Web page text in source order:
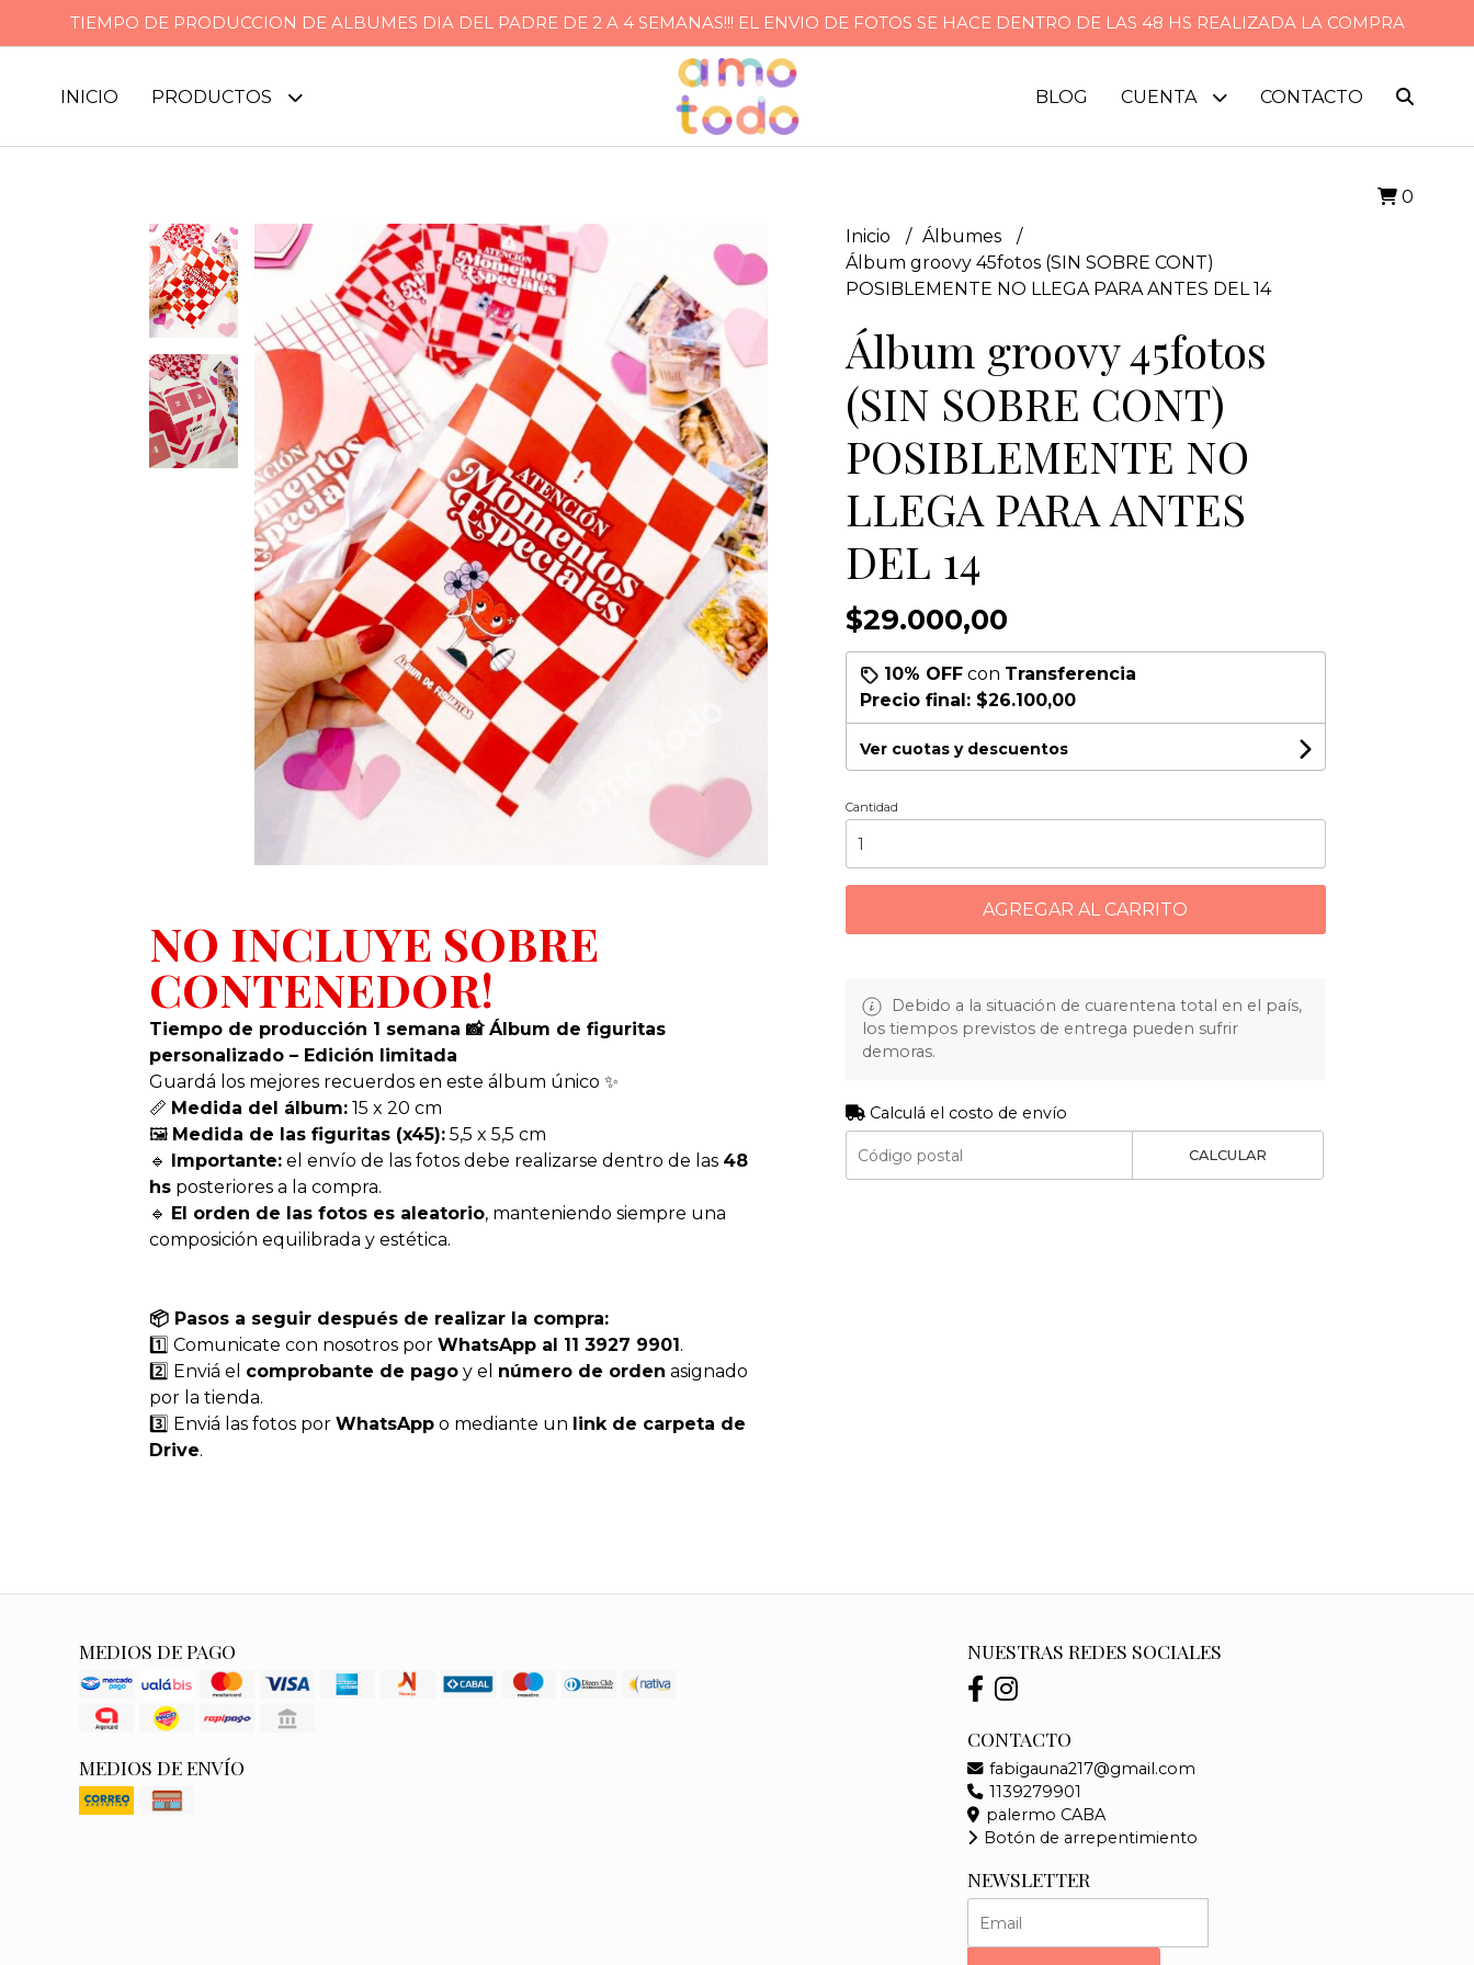
TIEMPO DE PRODUCCION DE ALBUMES DIA DEL PADRE DE 2 A 4 SEMANAS!!! EL ENVIO DE FOTOS SE HACE DENTRO DE LAS 48 HS REALIZADA LA COMPRA
INICIO PRODUCTOS BLOG CUENTA CONTACTO
0
NO INCLUYE SOBRE
CONTENEDOR!
Tiempo de producción 1 semana 📸 Álbum de figuritas
personalizado – Edición limitada
Guardá los mejores recuerdos en este álbum único ✨
📏 Medida del álbum:15 x 20 cm
🖼️ Medida de las figuritas (x45):5,5 x 5,5 cm
🔹
Importante:el envío de las fotos debe realizarse dentro de las 48
hsposteriores a la compra.
🔹 El orden de las fotos es aleatorio, manteniendo siempre una
composición equilibrada y estética.
📦 Pasos a seguir después de realizar la compra:
1️⃣ Comunicate con nosotros por WhatsApp al 11 3927 9901 .
2️⃣ Enviá el comprobante de pagoy el número de orden asignado
por la tienda.
3️⃣ Enviá las fotos por WhatsAppo mediante un link de carpeta de
Drive.
Inicio
Álbumes
Álbum groovy 45fotos (SIN SOBRE CONT)
POSIBLEMENTE NO LLEGA PARA ANTES DEL 14
Álbum groovy 45fotos
(SIN SOBRE CONT)
POSIBLEMENTE NO
LLEGA PARA ANTES
DEL 14
$29.000,00
10% OFFcon Transferencia
Precio final: $26.100,00
Ver cuotas y descuentos
Cantidad
AGREGAR AL CARRITO
Debido a la situación de cuarentena total en el país,
los tiempos previstos de entrega pueden sufrir
demoras.
Calculá el costo de envío
CALCULAR
MEDIOS DE PAGO
MEDIOS DE ENVÍO
NUESTRAS REDES SOCIALES
CONTACTO
fabigauna217@gmail.com
1139279901
palermo CABA
Botón de arrepentimiento
NEWSLETTER